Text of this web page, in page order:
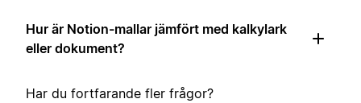
Hur är Notion-mallar jämfört med kalkylark
eller dokument?
Har du fortfarande fler frågor?